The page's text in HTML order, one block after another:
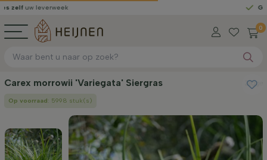
Gratis
0
Carex morrowii 'Variegata' Siergras Zegge
Op voorraad: 5998 stuk(s)